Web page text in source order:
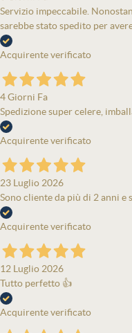
Servizio impeccabile.
sarebbe stato spedito per
Acquirente verificato
4 Giorni Fa
Spedizione super celere,
Acquirente verificato
23 Luglio 2026
Sono cliente da più di 2 anni e
Acquirente verificato
12 Luglio 2026
Tutto perfetto 👍
Acquirente verificato